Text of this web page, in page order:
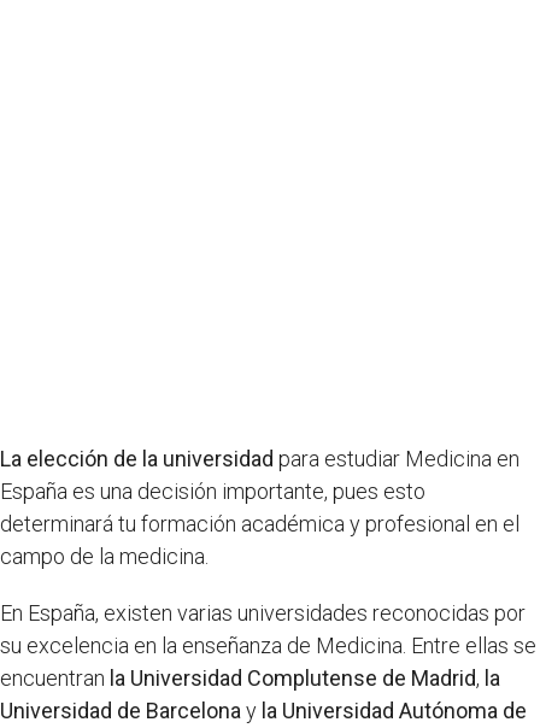
La elección de la universidad para estudiar Medicina en
España es una decisión importante, pues esto
determinará tu formación académica y profesional en el
campo de la medicina.
En España, existen varias universidades reconocidas por
su excelencia en la enseñanza de Medicina. Entre ellas se
encuentran la Universidad Complutense de Madrid, la
Universidad de Barcelona y la Universidad Autónoma de